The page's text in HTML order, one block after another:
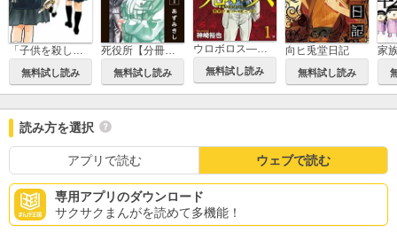
「子供を殺してください」という親たち【分冊版】
無料試し読み
死役所【分冊版】
無料試し読み
ウロボロス―警察ヲ裁クハ我ニアリ―
無料試し読み
向ヒ兎堂日記
無料試し読み
読み方を選択
アプリで読む ウェブで読む
専用アプリのダウンロード
サクサクまんがを読めて多機能！